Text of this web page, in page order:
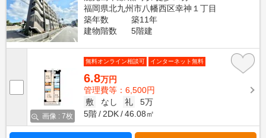
福岡県北九州市八幡西区幸神１丁目
築年数
築11年
建物階数
5階建
画像 : 7枚
無料オンライン相談可 インターネット無料
6.8万円
管理費等：6,500円
敷
なし 礼
5万
5階
2DK 46.08㎡